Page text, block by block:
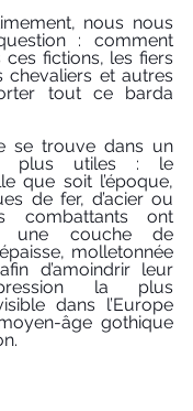
: comment
fictions, les fiers
chevaliers et autres
tout ce barda
plus utiles : le
que soit l’époque,
de fer, d’acier ou
combattants ont
une couche de
molletonnée
d’amoindrir leur
la plus
dans l’Europe
âge gothique